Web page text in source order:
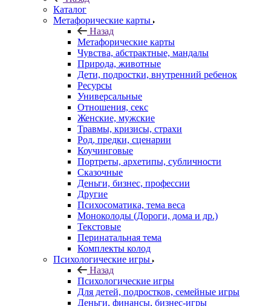
Каталог
Mетафорические карты
Назад
Mетафорические карты
Чувства, абстрактные, мандалы
Природа, животные
Дети, подростки, внутренний ребенок
Ресурсы
Универсальные
Отношения, секс
Женские, мужские
Травмы, кризисы, страхи
Род, предки, сценарии
Коучинговые
Портреты, архетипы, субличности
Сказочные
Деньги, бизнес, профессии
Другие
Психосоматика, тема веса
Моноколоды (Дороги, дома и др.)
Текстовые
Перинатальная тема
Комплекты колод
Психологические игры
Назад
Психологические игры
Для детей, подростков, семейные игры
Деньги, финансы, бизнес-игры